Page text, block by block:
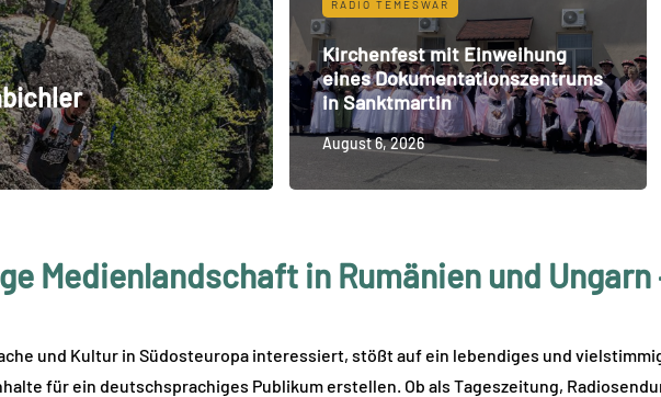
RADIO TEMESWAR
Kirchenfest mit Einweihung
eines Dokumentationszentrums
in Sanktmartin
August 6, 2026
Medienlandschaft in Rumänien und
und Kultur in Südosteuropa interessiert, stößt auf ein lebendiges und
für ein deutschsprachiges Publikum erstellen. Ob als Tageszeitung,